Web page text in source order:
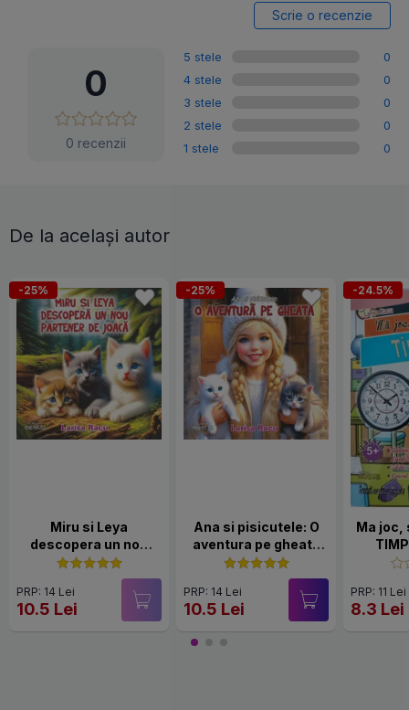
Scrie o recenzie
0
0 recenzii
5 stele
0
4 stele
0
3 stele
0
2 stele
0
1 stele
0
De la același autor
-25%
Miru si Leya
descopera un nou
partener de joaca
(COLOR, capsata)
PRP: 14 Lei
10.5 Lei
-25%
Ana si pisicutele: O
aventura pe gheata
(COLOR, capsata)
PRP: 14 Lei
10.5 Lei
-24.5%
Ma
PRP: 11 Lei
8.3 Lei